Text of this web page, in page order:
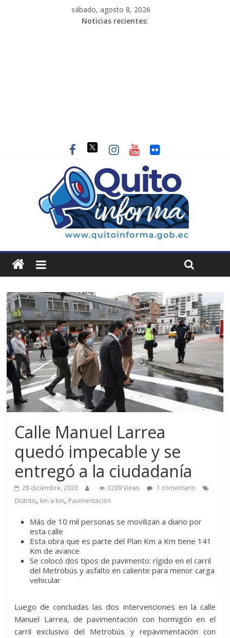
sábado, agosto 8, 2026
Noticias recientes:
Calle Manuel Larrea
quedó impecable y se
entregó a la ciudadanía
28 diciembre, 2020 3209 Views
1 comentario
Distrito, km a km, Pavimentación
Más de 10 mil personas se movilizan a diario por
esta calle
Esta obra que es parte del Plan Km a Km tiene 141
Km de avance
Se colocó dos tipos de pavimento: rígido en el carril
del Metrobús y asfalto en caliente para menor carga
vehicular
Luego de concluidas las dos intervenciones en la calle
Manuel Larrea, de pavimentación con hormigón en el
carril exclusivo del Metrobús y repavimentación con